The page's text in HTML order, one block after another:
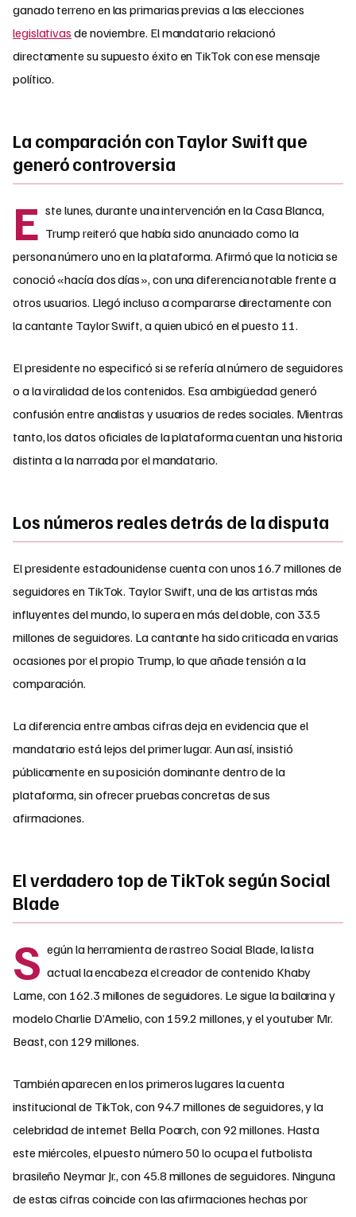
ganado terreno en las primarias previas a las elecciones
legislativas de noviembre. El mandatario relacionó
directamente su supuesto éxito en TikTok con ese mensaje
político.
La comparación con Taylor Swift que
generó controversia
E ste lunes, durante una intervención en la Casa Blanca,
Trump reiteró que había sido anunciado como la
persona número uno en la plataforma. Afirmó que la noticia se
conoció «hacía dos días», con una diferencia notable frente a
otros usuarios. Llegó incluso a compararse directamente con
la cantante Taylor Swift, a quien ubicó en el puesto 11.
El presidente no especificó si se refería al número de seguidores
o a la viralidad de los contenidos. Esa ambigüedad generó
confusión entre analistas y usuarios de redes sociales. Mientras
tanto, los datos oficiales de la plataforma cuentan una historia
distinta a la narrada por el mandatario.
Los números reales detrás de la disputa
El presidente estadounidense cuenta con unos 16.7 millones de
seguidores en TikTok. Taylor Swift, una de las artistas más
influyentes del mundo, lo supera en más del doble, con 33.5
millones de seguidores. La cantante ha sido criticada en varias
ocasiones por el propio Trump, lo que añade tensión a la
comparación.
La diferencia entre ambas cifras deja en evidencia que el
mandatario está lejos del primer lugar. Aun así, insistió
públicamente en su posición dominante dentro de la
plataforma, sin ofrecer pruebas concretas de sus
afirmaciones.
El verdadero top de TikTok según Social
Blade
S egún la herramienta de rastreo Social Blade, la lista
actual la encabeza el creador de contenido Khaby
Lame, con 162.3 millones de seguidores. Le sigue la bailarina y
modelo Charlie D’Amelio, con 159.2 millones, y el youtuber Mr.
Beast, con 129 millones.
También aparecen en los primeros lugares la cuenta
institucional de TikTok, con 94.7 millones de seguidores, y la
celebridad de internet Bella Poarch, con 92 millones. Hasta
este miércoles, el puesto número 50 lo ocupa el futbolista
brasileño Neymar Jr., con 45.8 millones de seguidores. Ninguna
de estas cifras coincide con las afirmaciones hechas por